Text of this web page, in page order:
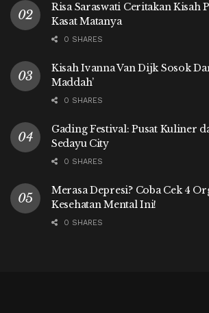
Risa Saraswati Ceritakan Kisah
Kasat Matanya
0 SHARES
Kisah Ivanna Van Dijk Sosok
Maddah’
0 SHARES
Gading Festival: Pusat Kuliner
Sedayu City
0 SHARES
Merasa Depresi? Coba Cek 4
Kesehatan Mental Ini!
0 SHARES